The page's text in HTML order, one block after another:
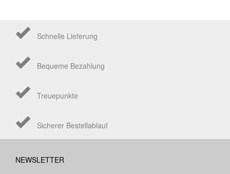
Schnelle Lieferung
Bequeme Bezahlung
Treuepunkte
Sicherer Bestellablauf
NEWSLETTER